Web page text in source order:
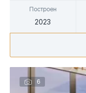
Построен
2023
6